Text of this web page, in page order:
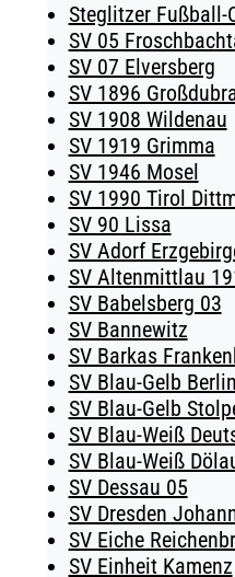
Steglitzer Fußball-
SV 05
SV 07 Elversberg
SV 1896
SV 1908 Wildenau
SV 1919 Grimma
SV 1946 Mosel
SV 1990 Tirol
SV 90 Lissa
SV Adorf
SV Altenmittlau
SV Babelsberg 03
SV Bannewitz
SV Barkas
SV Blau-Gelb Berlin
SV Blau-Gelb
SV Blau-Weiß
SV Blau-Weiß
SV Dessau 05
SV Dresden
SV Eiche
SV Einheit Kamenz